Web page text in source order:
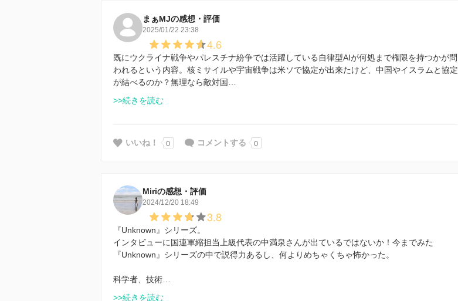
まぁMJの感想・評価
2025/01/22 23:38
4.6
既にウクライナ戦争やパレスチナ紛争では活躍している自律型AIが何処まで権限を持つかが問
われるという内容。核ミサイルや宇宙戦争は米ソで協定が出来たけど、中国やイスラムと協定
が結べるのか？無理なら敵対国…
>>続きを読む
いいね！ 0 コメントする 0
Miriの感想・評価
2024/12/20 18:49
3.8
『Unknown』シリーズ。
インタビューに国連軍縮担当上級代表の中満泉さんが出ているではないか！今までみた
『Unknown』シリーズの中で説得力あるし、何よりめちゃくちゃ怖かった。
科学者、技術…
>>続きを読む